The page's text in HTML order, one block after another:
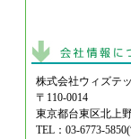
株式会社ウィズテ
〒110-0014
東京都台東区北上
TEL：03-6773-